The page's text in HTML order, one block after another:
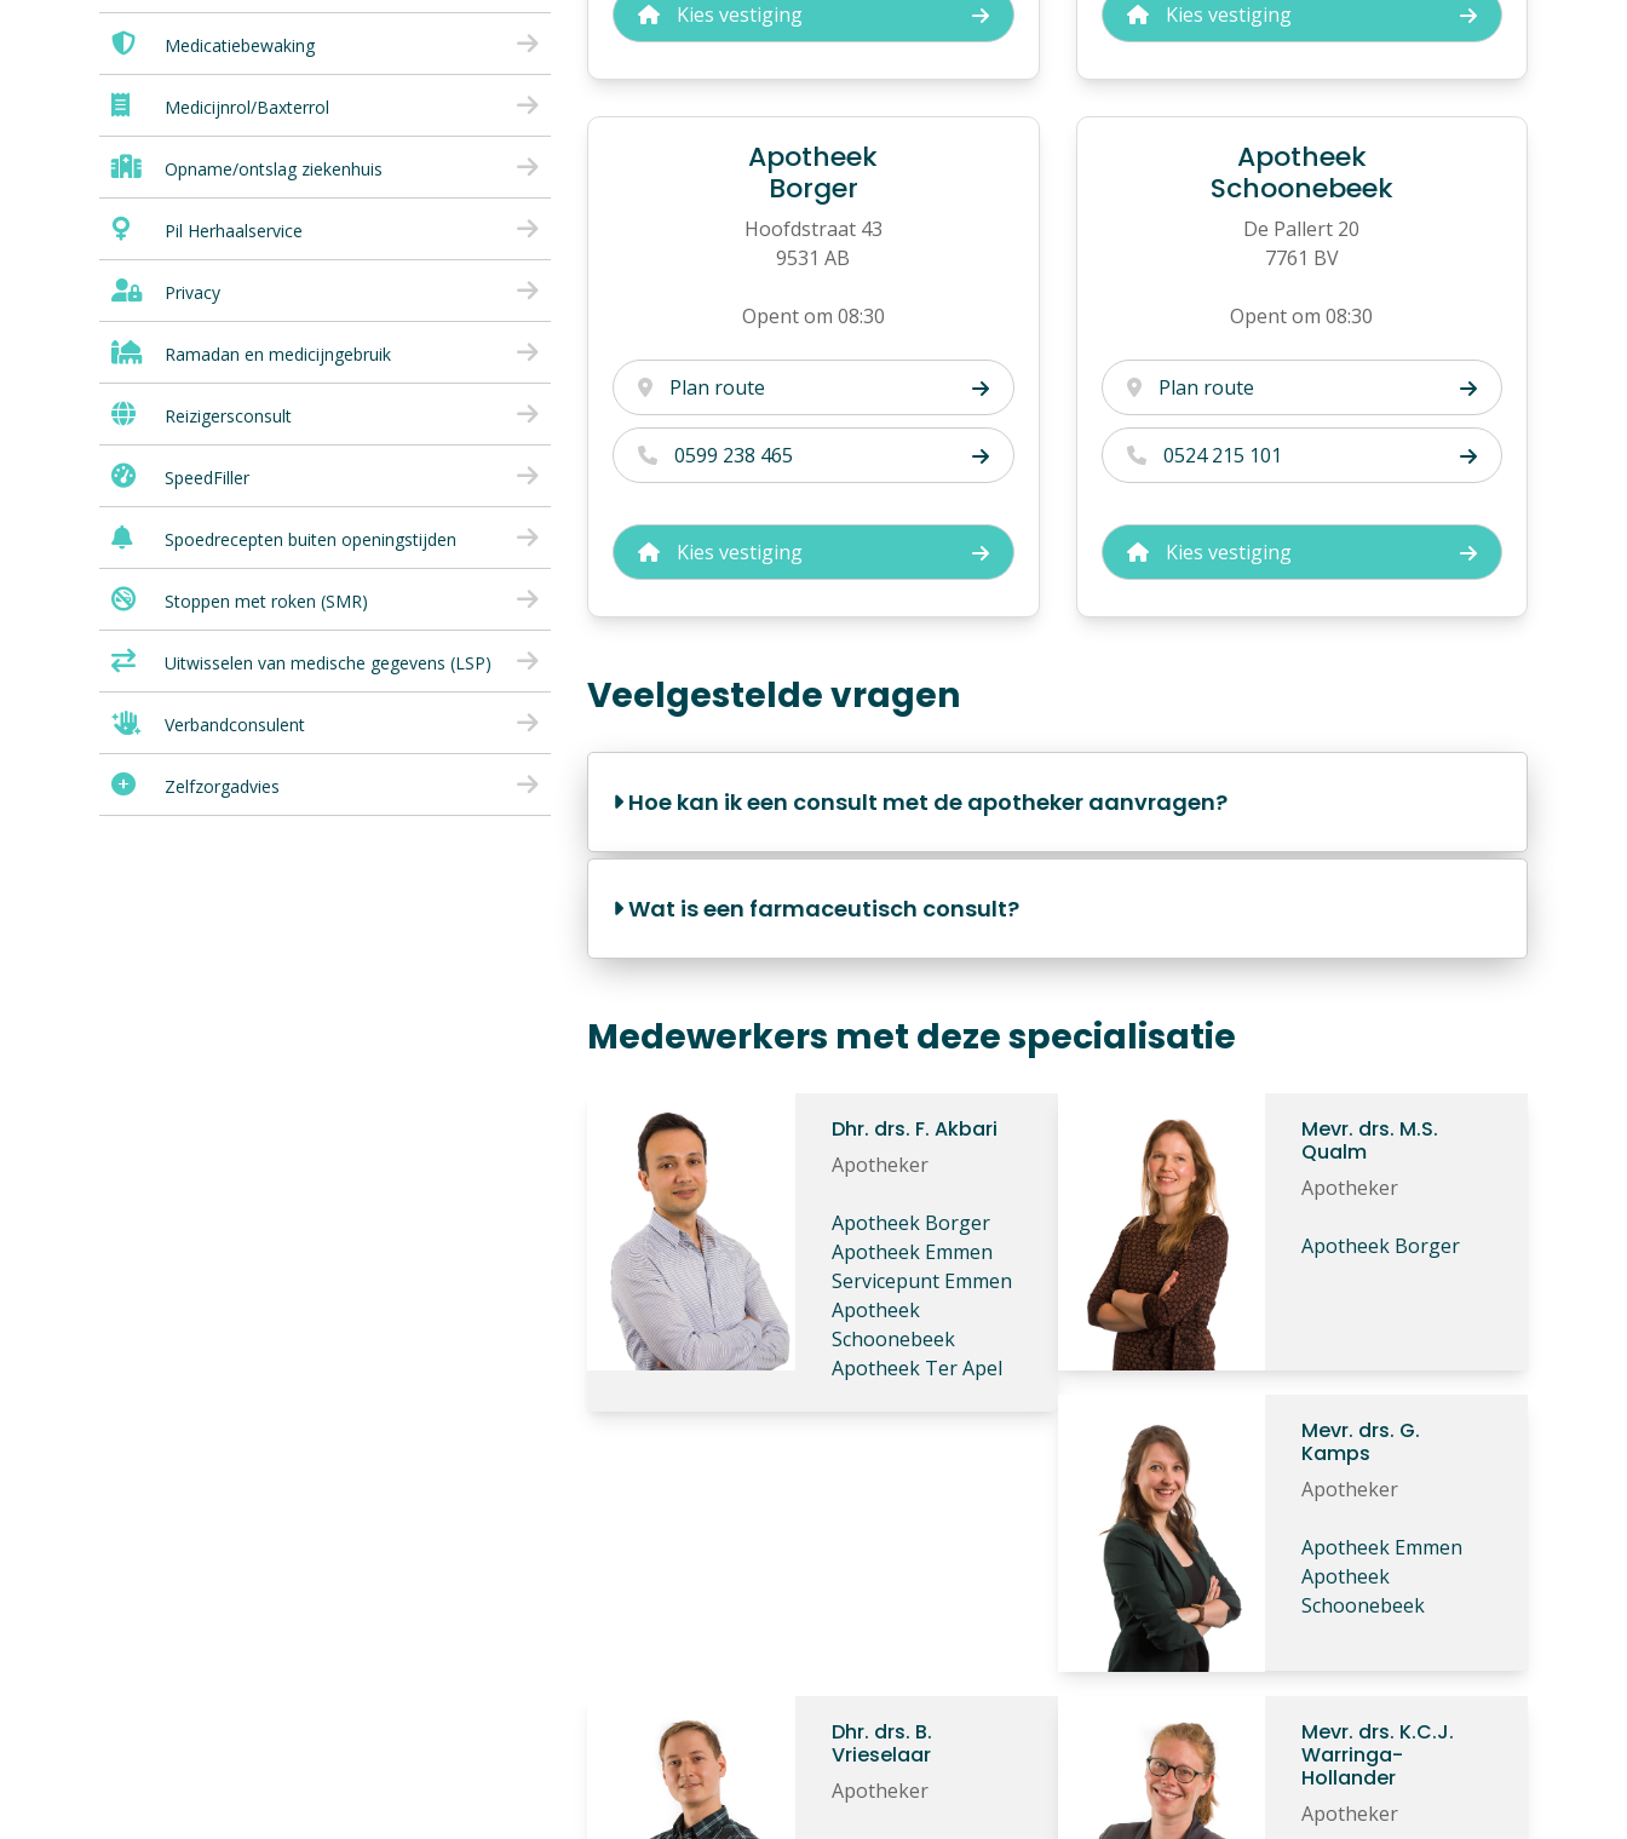
Medicatiebewaking
Medicijnrol/Baxterrol
Opname/ontslag ziekenhuis
Pil Herhaalservice
Privacy
Ramadan en medicijngebruik
Reizigersconsult
SpeedFiller
Spoedrecepten buiten openingstijden
Stoppen met roken (SMR)
Uitwisselen van medische gegevens (LSP)
Verbandconsulent
Zelfzorgadvies
Kies vestiging Kies vestiging
Apotheek
Borger
Hoofdstraat 43
9531 AB
Opent om 08:30
Plan route
0599 238 465
Kies vestiging
Apotheek
Schoonebeek
De Pallert 20
7761 BV
Opent om 08:30
Plan route
0524 215 101
Kies vestiging
Veelgestelde vragen
Hoe kan ik een consult met de apotheker aanvragen?
Wat is een farmaceutisch consult?
Medewerkers met deze specialisatie
Dhr. drs. F. Akbari
Apotheker
Apotheek Borger
Apotheek Emmen
Servicepunt Emmen
Apotheek
Schoonebeek
Apotheek Ter Apel
Mevr. drs. M.S.
Qualm
Apotheker
Apotheek Borger
Mevr. drs. G.
Kamps
Apotheker
Apotheek Emmen
Apotheek
Schoonebeek
Dhr. drs. B.
Vrieselaar
Apotheker
Mevr. drs. K.C.J.
Warringa-
Hollander
Apotheker